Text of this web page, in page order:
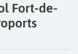
Fort-de-